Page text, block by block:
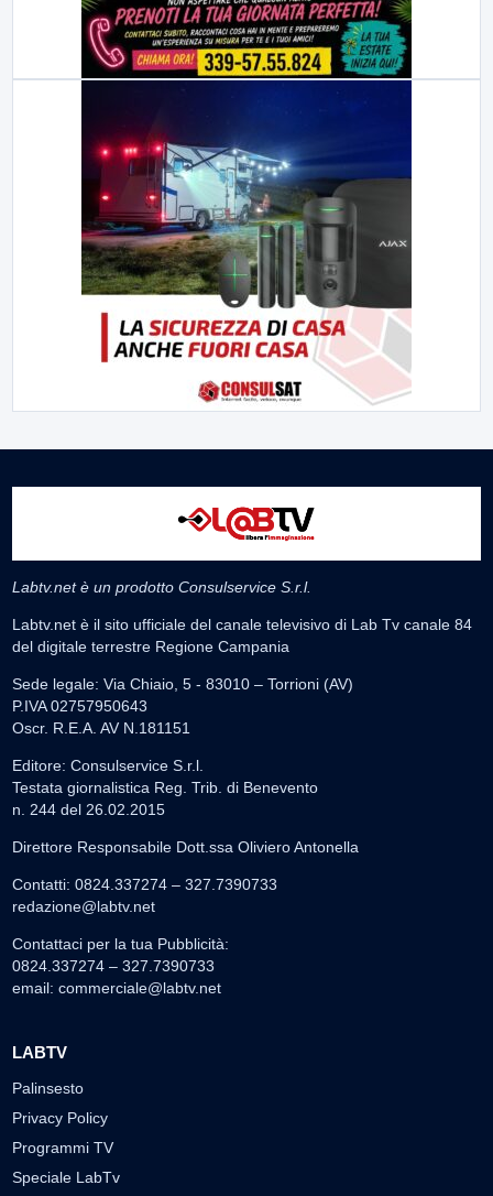
Labtv.net è un prodotto Consulservice S.r.l.
Labtv.net è il sito ufficiale del canale televisivo di Lab Tv canale 84
del digitale terrestre Regione Campania
Sede legale: Via Chiaio, 5 - 83010 – Torrioni (AV)
P.IVA 02757950643
Oscr. R.E.A. AV N.181151
Editore: Consulservice S.r.l.
Testata giornalistica Reg. Trib. di Benevento
n. 244 del 26.02.2015
Direttore Responsabile Dott.ssa Oliviero Antonella
Contatti: 0824.337274 – 327.7390733
redazione@labtv.net
Contattaci per la tua Pubblicità:
0824.337274 – 327.7390733
email: commerciale@labtv.net
LABTV
Palinsesto
Privacy Policy
Programmi TV
Speciale LabTv